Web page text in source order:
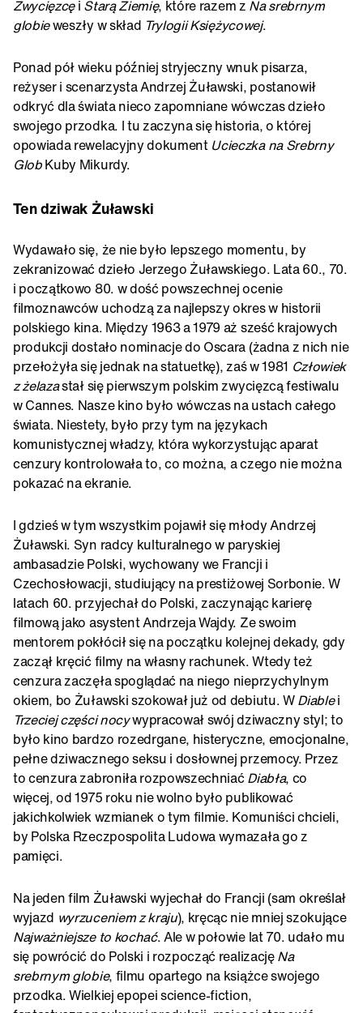
Zwycięzcęi Starą Ziemię, które razem z Na srebrnym
globieweszły w skład Trylogii Księżycowej.
Ponad pół wieku później stryjeczny wnuk pisarza,
reżyser i scenarzysta Andrzej Żuławski, postanowił
odkryć dla świata nieco zapomniane wówczas dzieło
swojego przodka. I tu zaczyna się historia, o której
opowiada rewelacyjny dokument Ucieczka na Srebrny
GlobKuby Mikurdy.
Ten dziwak Żuławski
Wydawało się, że nie było lepszego momentu, by
zekranizować dzieło Jerzego Żuławskiego. Lata 60., 70.
i początkowo 80. w dość powszechnej ocenie
filmoznawców uchodzą za najlepszy okres w historii
polskiego kina. Między 1963 a 1979 aż sześć krajowych
produkcji dostało nominacje do Oscara (żadna z nich nie
przełożyła się jednak na statuetkę), zaś w 1981 Człowiek
z żelazastał się pierwszym polskim zwycięzcą festiwalu
w Cannes. Nasze kino było wówczas na ustach całego
świata. Niestety, było przy tym na językach
komunistycznej władzy, która wykorzystując aparat
cenzury kontrolowała to, co można, a czego nie można
pokazać na ekranie.
I gdzieś w tym wszystkim pojawił się młody Andrzej
Żuławski. Syn radcy kulturalnego w paryskiej
ambasadzie Polski, wychowany we Francji i
Czechosłowacji, studiujący na prestiżowej Sorbonie. W
latach 60. przyjechał do Polski, zaczynając karierę
filmową jako asystent Andrzeja Wajdy. Ze swoim
mentorem pokłócił się na początku kolejnej dekady, gdy
zaczął kręcić filmy na własny rachunek. Wtedy też
cenzura zaczęła spoglądać na niego nieprzychylnym
okiem, bo Żuławski szokował już od debiutu. WDiablei
Trzeciej części nocywypracował swój dziwaczny styl; to
było kino bardzo rozedrgane, histeryczne, emocjonalne,
pełne dziwacznego seksu i dosłownej przemocy. Przez
to cenzura zabroniła rozpowszechniać Diabła, co
więcej, od 1975 roku nie wolno było publikować
jakichkolwiek wzmianek o tym filmie. Komuniści chcieli,
by Polska Rzeczpospolita Ludowa wymazała go z
pamięci.
Na jeden film Żuławski wyjechał do Francji (sam określał
wyjazd wyrzuceniem z kraju), kręcąc nie mniej szokujące
Najważniejsze to kochać. Ale w połowie lat 70. udało mu
się powrócić do Polski i rozpocząć realizacjęNa
srebrnym globie, filmu opartego na książce swojego
przodka. Wielkiej epopei science-fiction,